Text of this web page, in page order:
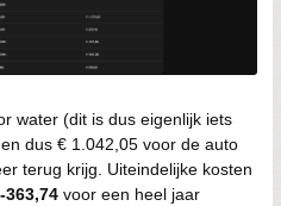
water (dit is dus eigenlijk iets
dus € 1.042,05 voor de auto
terug krijg. Uiteindelijke kosten
-363,74 voor een heel jaar